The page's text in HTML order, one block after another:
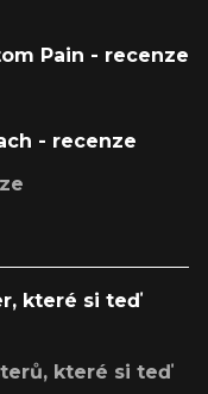
Pain - recenze
- recenze
které si teď
které si teď